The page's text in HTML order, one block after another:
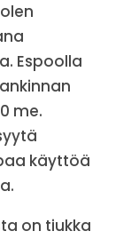
Espoolla
me.
käyttöä
on tiukka